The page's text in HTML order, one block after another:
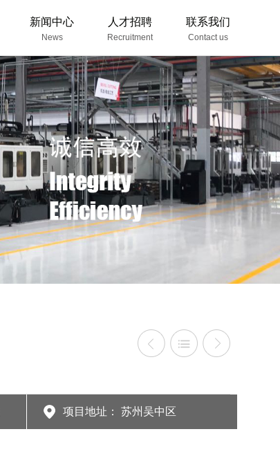
新闻中心
News
人才招聘
Recruitment
联系我们
Contact us
项目地址： 苏州吴中区